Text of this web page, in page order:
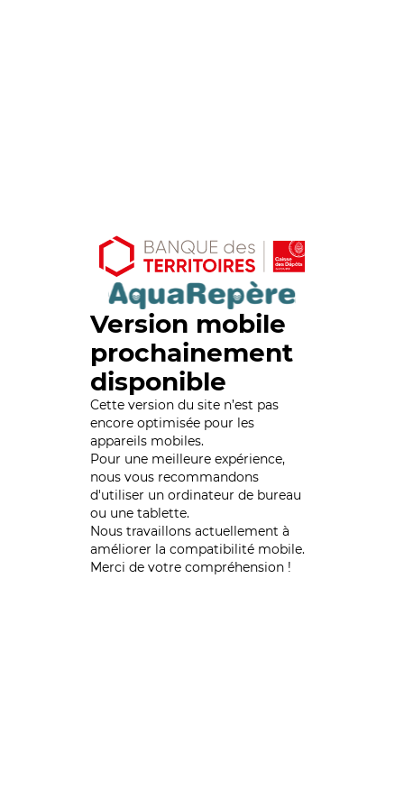
Version mobile
prochainement
disponible
Cette version du site n’est pas
encore optimisée pour les
appareils mobiles.
Pour une meilleure expérience,
nous vous recommandons
d'utiliser un ordinateur de bureau
ou une tablette.
Nous travaillons actuellement à
améliorer la compatibilité mobile.
Merci de votre compréhension !